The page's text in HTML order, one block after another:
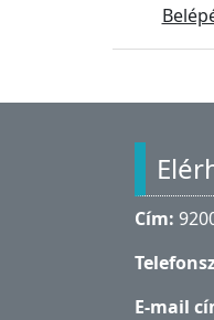
Cím:
E-mail